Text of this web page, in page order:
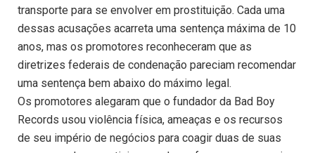
transporte para se envolver em prostituição. Cada uma
dessas acusações acarreta uma sentença máxima de 10
anos, mas os promotores reconheceram que as
diretrizes federais de condenação pareciam recomendar
uma sentença bem abaixo do máximo legal.
Os promotores alegaram que o fundador da Bad Boy
Records usou violência física, ameaças e os recursos
de seu império de negócios para coagir duas de suas